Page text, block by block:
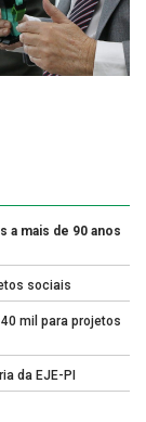
a mais de 90 anos
sociais
mil para projetos
da EJE-PI